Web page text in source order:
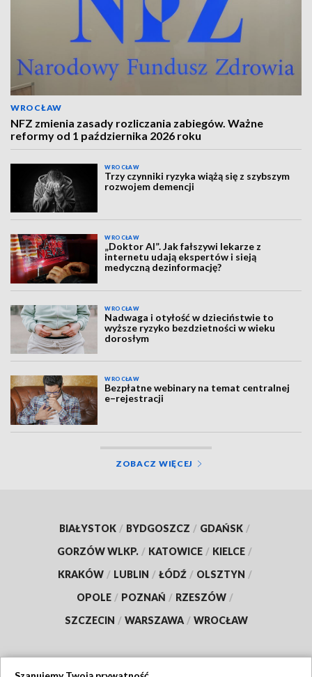
WROCŁAW
NFZ zmienia zasady rozliczania zabiegów. Ważne
reformy od 1 października 2026 roku
WROCŁAW
Trzy czynniki ryzyka wiążą się z szybszym
rozwojem demencji
WROCŁAW
„Doktor AI”. Jak fałszywi lekarze z
internetu udają ekspertów i sieją
medyczną dezinformację?
WROCŁAW
Nadwaga i otyłość w dzieciństwie to
wyższe ryzyko bezdzietności w wieku
dorosłym
WROCŁAW
Bezpłatne webinary na temat centralnej
e–rejestracji
ZOBACZ WIĘCEJ
BIAŁYSTOK / BYDGOSZCZ / GDAŃSK /
GORZÓW WLKP. / KATOWICE / KIELCE /
KRAKÓW / LUBLIN / ŁÓDŹ / OLSZTYN /
OPOLE / POZNAŃ / RZESZÓW /
SZCZECIN / WARSZAWA / WROCŁAW